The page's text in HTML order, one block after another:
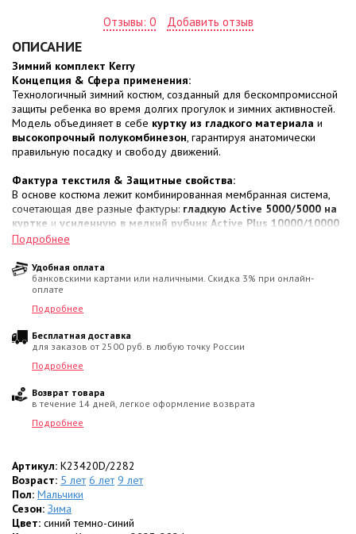
Отзывы: 0 Добавить отзыв
ОПИСАНИЕ
Зимний комплект Kerry
Концепция & Сфера применения:
Технологичный зимний костюм, созданный для бескомпромиссной
защиты ребенка во время долгих прогулок и зимних активностей.
Модель объединяет в себе куртку из гладкого материала и
высокопрочный полукомбинезон, гарантируя анатомически
правильную посадку и свободу движений.
Фактура текстиля & Защитные свойства:
В основе костюма лежит комбинированная мембранная система,
сочетающая две разные фактуры: гладкую Active 5000/5000 на
куртке и усиленную в мелкий рубчик Active Plus 10000/10000
на брюках для защиты уязвимых зон от трения. Ткань дополнена
гидрофобная DWR-обработка
быстро очищать комплект обычной влажной губкой.
Термоизоляция & Внутренний микроклимат:
KERRYFILL. В его структуре задействованы
спиралевидные волокна, образующие запечатанные воздушные
камеры, которые удерживают нагретый воздух вокруг тела
зонально: куртка снабжена плотностью
сохранения тепла, а полукомбинезон —150 г/м², что сохраняет
идеальную подвижность ног.
Стабильное сохранение тепла и защита от мороза в границах
до -30 градусов
Эргономика кроя & Функциональные элементы:
• Центральная молния куртки защищена от продувания
Подробнее
Удобная оплата
банковскими картами или наличными. Скидка 3% при онлайн-
оплате
Подробнее
Бесплатная доставка
для заказов от 2500 руб. в любую точку России
Подробнее
Возврат товара
в течение 14 дней, легкое оформление возврата
Подробнее
Артикул: K23420D/2282
Возраст: 5 лет 6 лет 9 лет
Пол: Мальчики
Сезон: Зима
Цвет: синий темно-синий